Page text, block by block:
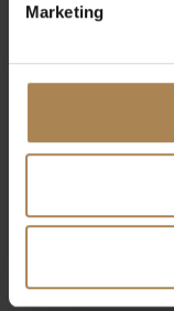
Marketing
prepagata con
Altri